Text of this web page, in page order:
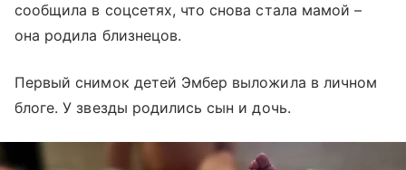
сообщила в соцсетях, что снова стала мамой –
она родила близнецов.
Первый снимок детей Эмбер выложила в личном
блоге. У звезды родились сын и дочь.